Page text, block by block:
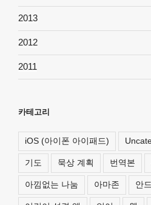
2013
2012
2011
카테고리
iOS (아이폰 아이패드)
기도 묵상 계획 번역본
아낌없는 나눔 아마존 안